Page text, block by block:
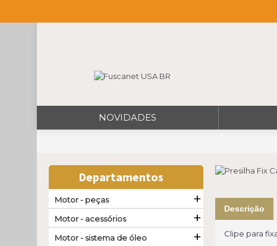
NOVIDADES
Departamentos
Motor - peças +
Motor - acessórios +
Motor - sistema de óleo +
Descrição
Clipe para